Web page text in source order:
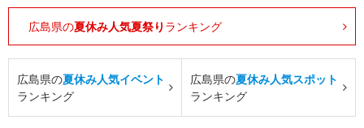
広島県の夏休み人気夏祭り ランキング
広島県の夏休み人気イベント
ランキング
広島県の夏休み人気スポット
ランキング